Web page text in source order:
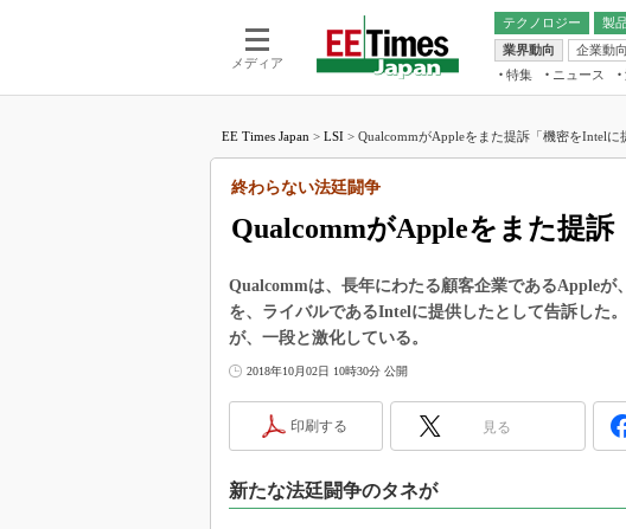
メディア
テクノロジー 製
電池／エネルギー
アナログ
マイコン
業界動向
企業動向
特集 ニュース
福田昭のデバイス通信
大山聡の業界スコープ
リタイア直前エンジニ
学漂流記
この10年で起こったこ
電子ブックレッ
EE Times Japan > LSI > QualcommがAppleをまた提訴「機密をIntelに
QualcommがAppleをまた提訴
終わらない法廷闘争
Qualcommは、長年にわたる顧客企業であるApple
を、ライバルであるIntelに提供したとして告訴した
が、一段と激化している。
2018年10月02日 10時30分 公開
印刷する 見る
新たな法廷闘争のタネが